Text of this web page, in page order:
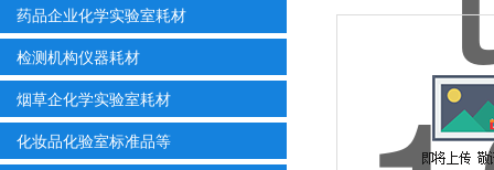
药品企业化学实验室耗材
检测机构仪器耗材
烟草企化学实验室耗材
化妆品化验室标准品等
酚